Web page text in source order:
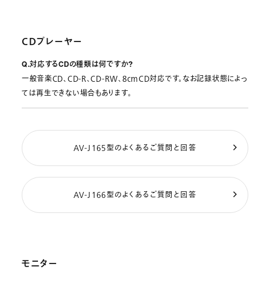
CDプレーヤー
Q.対応するCDの種類は何ですか?
一般音楽CD、CD-R、CD-RW、8cmCD対応です。なお記録状態によっ
ては再生できない場合もあります。
AV-J165型のよくあるご質問と回答
AV-J166型のよくあるご質問と回答
モニター